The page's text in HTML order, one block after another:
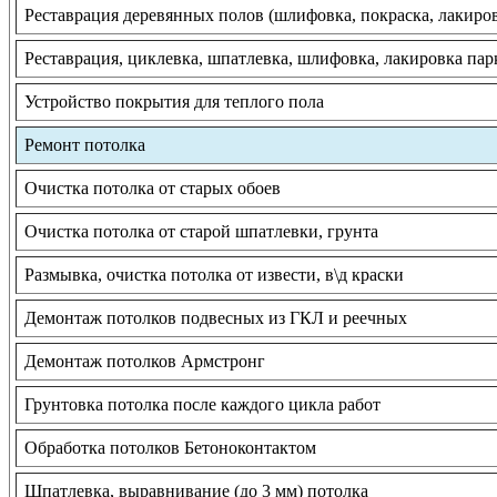
Реставрация деревянных полов (шлифовка, покраска,
Реставрация, циклевка, шпатлевка, шлифовка, лакировка
Устройство покрытия для теплого пола
Ремонт потолка
Очистка потолка от старых обоев
Очистка потолка от старой шпатлевки, грунта
Размывка, очистка потолка от извести, в\д краски
Демонтаж потолков подвесных из ГКЛ и реечных
Демонтаж потолков Армстронг
Грунтовка потолка после каждого цикла работ
Обработка потолков Бетоноконтактом
Шпатлевка, выравнивание (до 3 мм) потолка